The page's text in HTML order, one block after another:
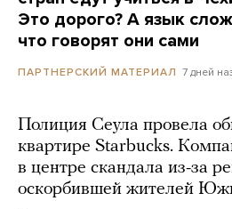
Это дорого? А язык
что говорят они сами
ПАРТНЕРСКИЙ МАТЕРИАЛ 7 дней
Полиция Сеула провела
квартире Starbucks.
в центре скандала из-за
оскорбившей жителей